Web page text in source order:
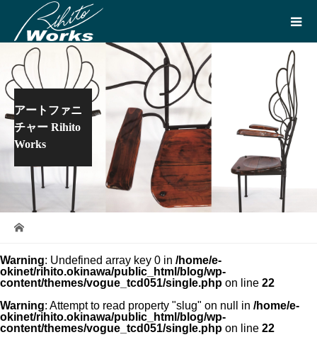
アートファニ
チャー Rihito
Works
Warning: Undefined array key 0 in /home/e-
okinet/rihito.okinawa/public_html/blog/wp-
content/themes/vogue_tcd051/single.php on line 22
Warning: Attempt to read property "slug" on null in /home/e-
okinet/rihito.okinawa/public_html/blog/wp-
content/themes/vogue_tcd051/single.php on line 22